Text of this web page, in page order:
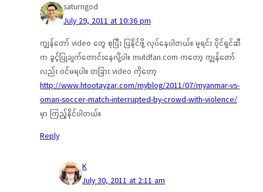
saturngod
July 29, 2011 at 10:36 pm
ကျွန်တော် video တွေ စုပြီး ပြနိုင်ဖို့ လုပ်နေပါတယ်။ မူရင်း ပိုင်ရှင်ဆီ
က ခွင့်ပြုချက်တောင်းနေလို့ပါ။ mutdfan.com ကတော့ ကျွန်တော်
လည်း ဝင်မရပါ။ တခြား video ကိုတော့
http://www.htootayzar.com/myblog/2011/07/myanmar-vs-
oman-soccer-match-interrupted-by-crowd-with-violence/
မှာ ကြည့်နိုင်ပါတယ်။
Reply
K
July 30, 2011 at 2:11 am